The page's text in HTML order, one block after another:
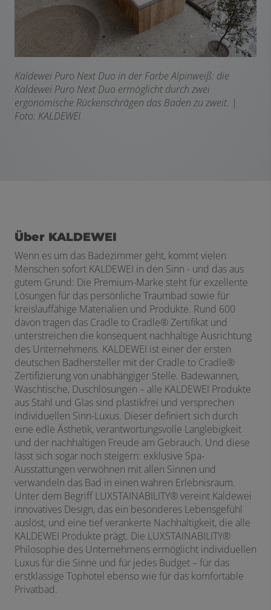
Kaldewei Puro Next Duo in der Farbe Alpinweiß: die
Kaldewei Puro Next Duo ermöglicht durch zwei
ergonomische Rückenschrägen das Baden zu zweit. |
Foto: KALDEWEI
Über KALDEWEI
Wenn es um das Badezimmer geht, kommt vielen
Menschen sofort KALDEWEI in den Sinn - und das aus
gutem Grund: Die Premium-Marke steht für exzellente
Lösungen für das persönliche Traumbad sowie für
kreislauffähige Materialien und Produkte. Rund 600
davon tragen das Cradle to Cradle®Zertifikat und
unterstreichen die konsequent nachhaltige Ausrichtung
des Unternehmens. KALDEWEI ist einer der ersten
deutschen Badhersteller mit der Cradle to Cradle®
Zertifizierung von unabhängiger Stelle. Badewannen,
Waschtische, Duschlösungen – alle KALDEWEI Produkte
aus Stahl und Glas sind plastikfrei und versprechen
individuellen Sinn-Luxus. Dieser definiert sich durch
eine edle Ästhetik, verantwortungsvolle Langlebigkeit
und der nachhaltigen Freude am Gebrauch. Und diese
lässt sich sogar noch steigern: exklusive Spa-
Ausstattungen verwöhnen mit allen Sinnen und
verwandeln das Bad in einen wahren Erlebnisraum.
Unter dem Begriff LUXSTAINABILITY®vereint Kaldewei
innovatives Design, das ein besonderes Lebensgefühl
auslöst, und eine tief verankerte Nachhaltigkeit, die alle
KALDEWEI Produkte prägt. Die LUXSTAINABILITY®
Philosophie des Unternehmens ermöglicht individuellen
Luxus für die Sinne und für jedes Budget – für das
erstklassige Tophotel ebenso wie für das komfortable
Privatbad.